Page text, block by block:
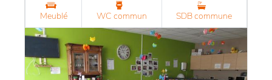
Meublé WC commun SDB commune